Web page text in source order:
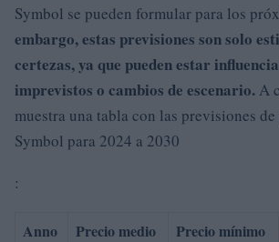
Symbol se pueden formular para los
embargo, estas previsiones son solo
certezas, ya que pueden estar
imprevistos o cambios de escenario. A
muestra una tabla con las previsiones
Symbol para 2024 a 2030
:
Anno Precio medio Precio mínimo